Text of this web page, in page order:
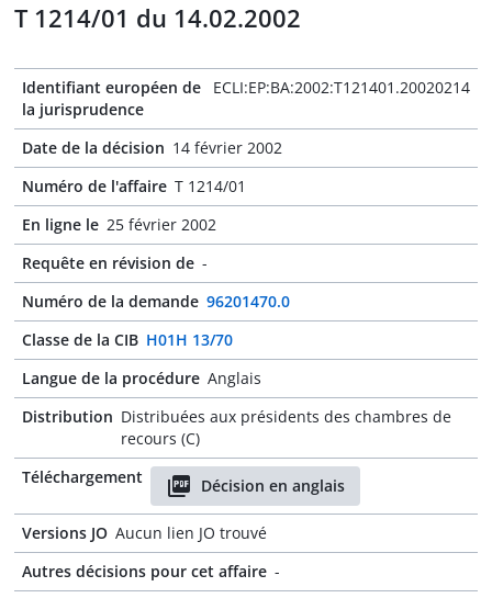
T 1214/01 du 14.02.2002
Identifiant européen de
la jurisprudence
ECLI:EP:BA:2002:T121401.20020214
Date de la décision 14 février 2002
Numéro de l'affaire T 1214/01
En ligne le 25 février 2002
Requête en révision de -
Numéro de la demande 96201470.0
Classe de la CIB H01H 13/70
Langue de la procédure Anglais
Distribution Distribuées aux présidents des chambres de
recours (C)
Téléchargement
Décision en anglais
Versions JO Aucun lien JO trouvé
Autres décisions pour cet affaire -